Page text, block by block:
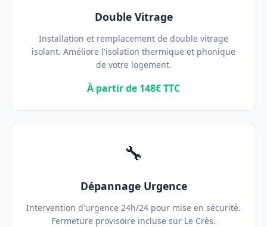
Double Vitrage
Installation et remplacement de double vitrage
isolant. Améliore l'isolation thermique et phonique
de votre logement.
À partir de 148€ TTC
🔧
Dépannage Urgence
Intervention d'urgence 24h/24 pour mise en sécurité.
Fermeture provisoire incluse sur Le Crès.